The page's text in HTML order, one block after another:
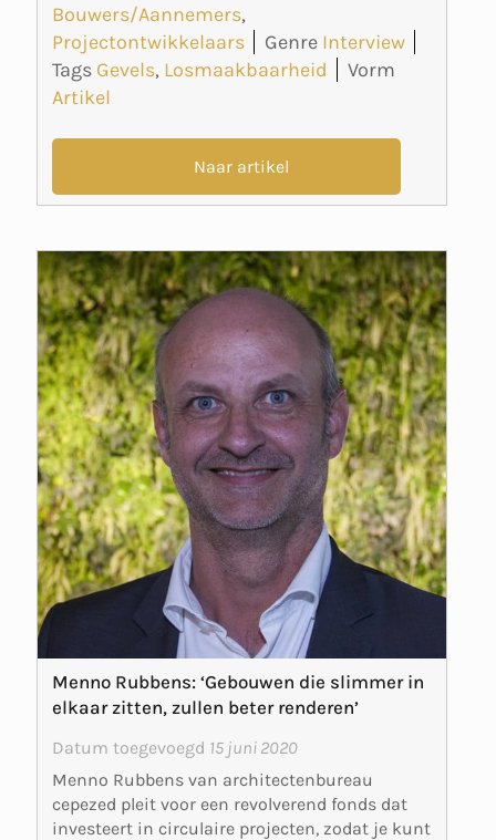
Bouwers/Aannemers,
Projectontwikkelaars
Genre Interview
Tags Gevels, Losmaakbaarheid
Vorm
Artikel
Naar artikel
Menno Rubbens: ‘Gebouwen die slimmer in
elkaar zitten, zullen beter renderen’
Datum toegevoegd 15 juni 2020
Menno Rubbens van architectenbureau
cepezed pleit voor een revolverend fonds dat
investeert in circulaire projecten, zodat je kunt